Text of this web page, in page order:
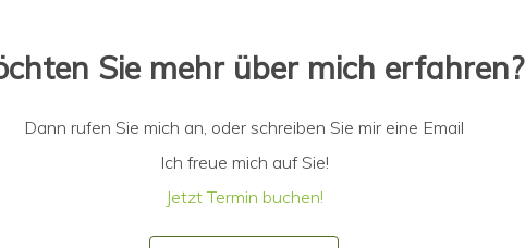
Sie mehr über mich erfahren?
Dann rufen Sie mich an, oder schreiben Sie mir eine Email
Ich freue mich auf Sie!
Jetzt Termin buchen!